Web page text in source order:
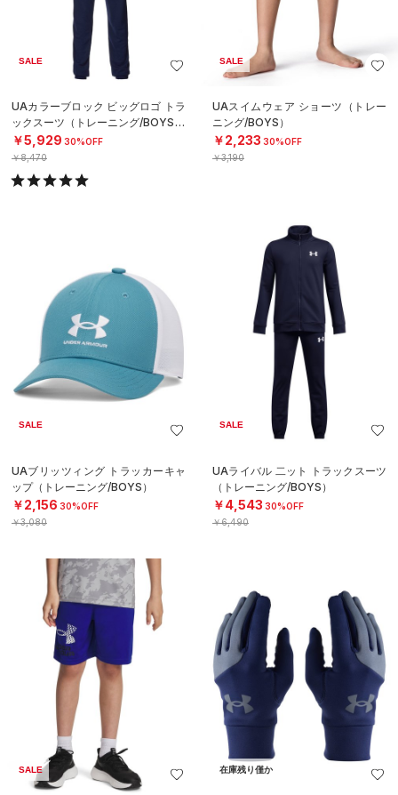
SALE
UAカラーブロック ビッグロゴ トラ
ックスーツ（トレーニング/BOYS）
￥5,929 30%OFF
￥8,470
SALE
UAスイムウェア ショーツ（トレー
ニング/BOYS）
￥2,233 30%OFF
￥3,190
SALE
UAブリッツィング トラッカーキャ
ップ（トレーニング/BOYS）
￥2,156 30%OFF
￥3,080
SALE
UAライバル 二ット トラックスーツ
（トレーニング/BOYS）
￥4,543 30%OFF
￥6,490
SALE 在庫残り僅か